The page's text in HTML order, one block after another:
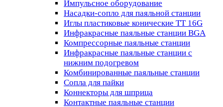
Импульсное оборудование
Насадки-сопло для паяльной станции
Иглы пластиковые конические TT 16G
Инфракрасные паяльные станции BGA
Компрессорные паяльные станции
Инфракрасные паяльные станции с
нижним подогревом
Комбинированные паяльные станции
Сопла для пайки
Коннекторы для шприца
Контактные паяльные станции